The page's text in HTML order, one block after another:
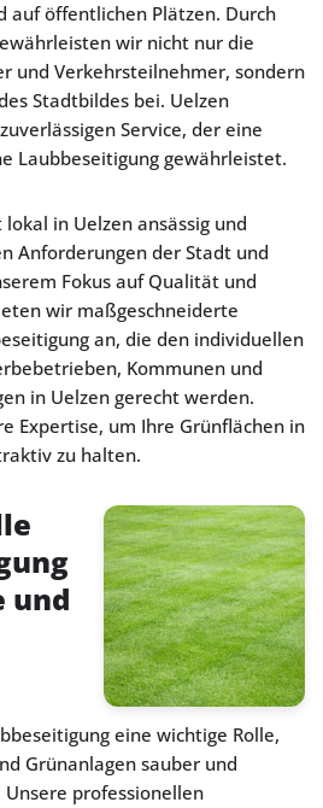
auf öffentlichen Plätzen. Durch
wir nicht nur die
und Verkehrsteilnehmer, sondern
Stadtbildes bei. Uelzen
Service, der eine
Laubbeseitigung gewährleistet.
in Uelzen ansässig und
Anforderungen der Stadt und
Fokus auf Qualität und
wir maßgeschneiderte
an, die den individuellen
Kommunen und
in Uelzen gerecht werden.
Expertise, um Ihre Grünflächen in
zu halten.
und
eine wichtige Rolle,
Grünanlagen sauber und
professionellen